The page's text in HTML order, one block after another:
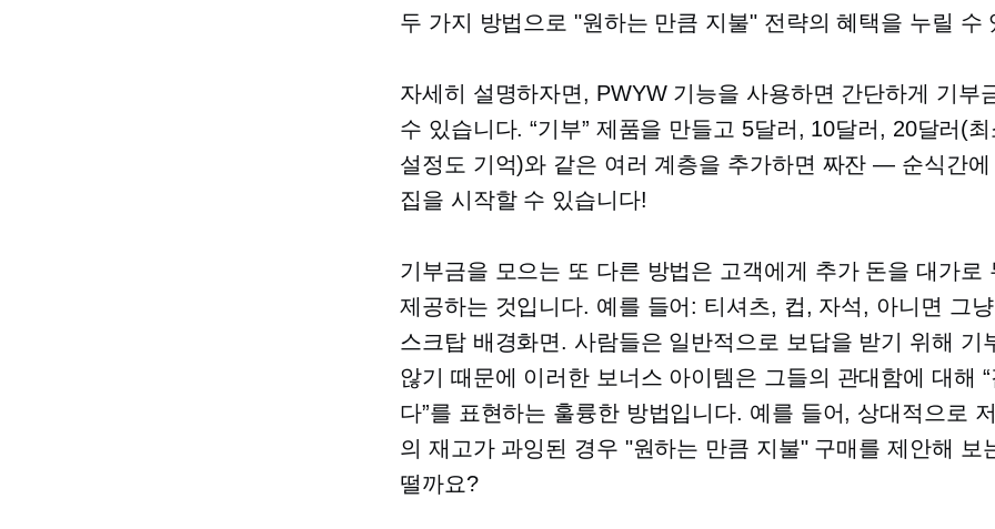
두 가지 방법으로 "원하는 만큼 지불" 전략의 혜택을 누릴 수
자세히 설명하자면, PWYW 기능을 사용하면 간단하게 기부
수 있습니다. “기부” 제품을 만들고 5달러, 10달러, 20달러(
설정도 기억)와 같은 여러 계층을 추가하면 짜잔 — 순식간
집을 시작할 수 있습니다!
기부금을 모으는 또 다른 방법은 고객에게 추가 돈을 대가로
제공하는 것입니다. 예를 들어: 티셔츠, 컵, 자석, 아니면 그
스크탑 배경화면. 사람들은 일반적으로 보답을 받기 위해 기
않기 때문에 이러한 보너스 아이템은 그들의 관대함에 대해
다”를 표현하는 훌륭한 방법입니다. 예를 들어, 상대적으로
의 재고가 과잉된 경우 "원하는 만큼 지불" 구매를 제안해 보
떨까요?